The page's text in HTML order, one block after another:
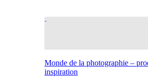
Monde de la photographie –
inspiration